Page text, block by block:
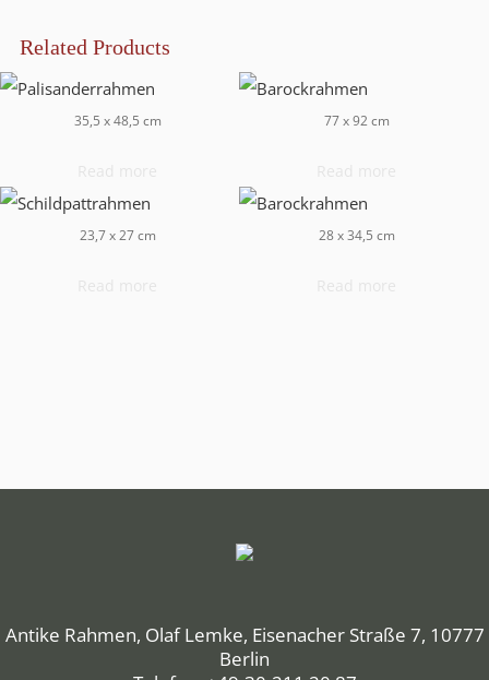
Related Products
35,5 x 48,5 cm 77 x 92 cm
23,7 x 27 cm 28 x 34,5 cm
Antike Rahmen, Olaf Lemke, Eisenacher Straße 7, 10777
Berlin